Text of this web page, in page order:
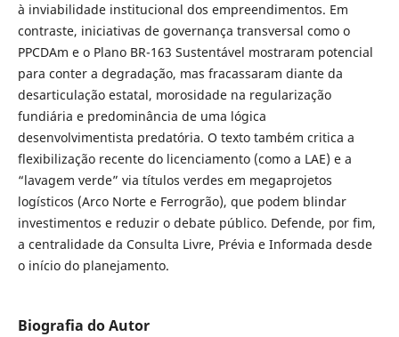
à inviabilidade institucional dos empreendimentos. Em
contraste, iniciativas de governança transversal como o
PPCDAm e o Plano BR-163 Sustentável mostraram potencial
para conter a degradação, mas fracassaram diante da
desarticulação estatal, morosidade na regularização
fundiária e predominância de uma lógica
desenvolvimentista predatória. O texto também critica a
flexibilização recente do licenciamento (como a LAE) e a
“lavagem verde” via títulos verdes em megaprojetos
logísticos (Arco Norte e Ferrogrão), que podem blindar
investimentos e reduzir o debate público. Defende, por fim,
a centralidade da Consulta Livre, Prévia e Informada desde
o início do planejamento.
Biografia do Autor